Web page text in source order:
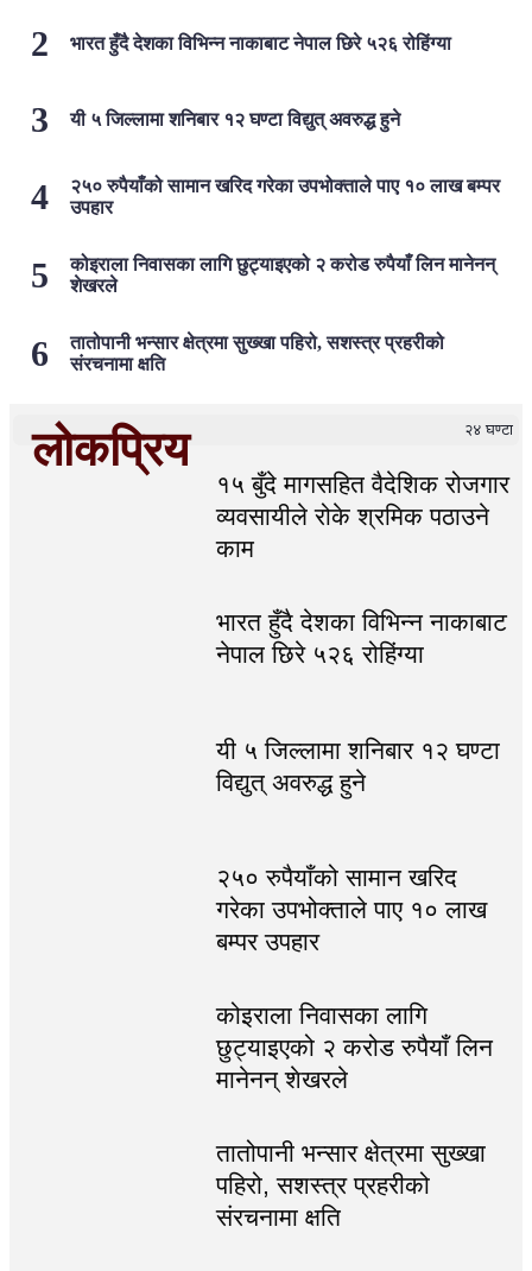
भारत हुँदै देशका विभिन्न नाकाबाट नेपाल छिरे ५२६ रोहिंग्या
यी ५ जिल्लामा शनिबार १२ घण्टा विद्युत् अवरुद्ध हुने
२५० रुपैयाँको सामान खरिद गरेका उपभोक्ताले पाए १० लाख बम्पर
उपहार
कोइराला निवासका लागि छुट्याइएको २ करोड रुपैयाँ लिन मानेनन्
शेखरले
तातोपानी भन्सार क्षेत्रमा सुख्खा पहिरो, सशस्त्र प्रहरीको
संरचनामा क्षति
लोकप्रिय २४ घण्टा
१५ बुँदे मागसहित वैदेशिक रोजगार
व्यवसायीले रोके श्रमिक पठाउने
काम
भारत हुँदै देशका विभिन्न नाकाबाट
नेपाल छिरे ५२६ रोहिंग्या
यी ५ जिल्लामा शनिबार १२ घण्टा
विद्युत् अवरुद्ध हुने
२५० रुपैयाँको सामान खरिद
गरेका उपभोक्ताले पाए १० लाख
बम्पर उपहार
कोइराला निवासका लागि
छुट्याइएको २ करोड रुपैयाँ लिन
मानेनन् शेखरले
तातोपानी भन्सार क्षेत्रमा सुख्खा
पहिरो, सशस्त्र प्रहरीको
संरचनामा क्षति